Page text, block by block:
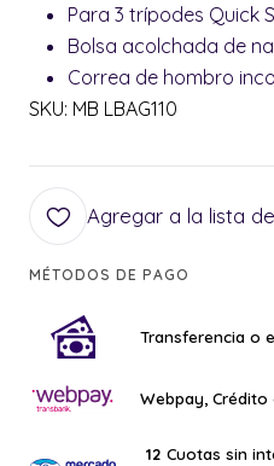
Para 3 trípodes Quick
Bolsa acolchada de
Correa de hombro
SKU: MB LBAG110
Agregar a la lista
MÉTODOS DE PAGO
Transferencia o
Webpay, Crédito
12 Cuotas sin